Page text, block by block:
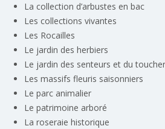
La collection d’arbustes en bac
Les collections vivantes
Les Rocailles
Le jardin des herbiers
Le jardin des senteurs et du toucher
Les massifs fleuris saisonniers
Le parc animalier
Le patrimoine arboré
La roseraie historique